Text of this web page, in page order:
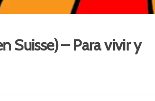
Suisse) – Para vivir y